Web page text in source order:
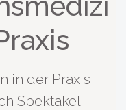
in der Praxis
Spektakel.